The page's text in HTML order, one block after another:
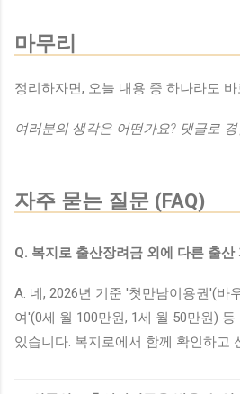
마무리
정리하자면, 오늘 내용 중 하나라도
여러분의 생각은 어떤가요? 댓글로
자주 묻는 질문 (FAQ)
Q. 복지로 출산장려금 외에 다른 출산
A. 네, 2026년 기준 '첫만남이용권'(바
여'(0세 월 100만원, 1세 월 50만원)
있습니다. 복지로에서 함께 확인하고